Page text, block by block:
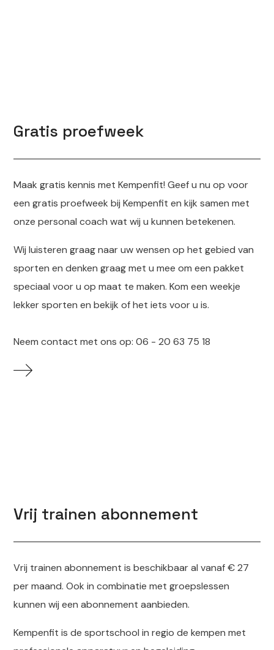
Gratis proefweek
Maak gratis kennis met Kempenfit! Geef u nu op voor
een gratis proefweek bij Kempenfit en kijk samen met
onze personal coach wat wij u kunnen betekenen.
Wij luisteren graag naar uw wensen op het gebied van
sporten en denken graag met u mee om een pakket
speciaal voor u op maat te maken. Kom een weekje
lekker sporten en bekijk of het iets voor u is.
Neem contact met ons op: 06 - 20 63 75 18
Vrij trainen abonnement
Vrij trainen abonnement is beschikbaar al vanaf € 27
per maand. Ook in combinatie met groepslessen
kunnen wij een abonnement aanbieden.
Kempenfit is de sportschool in regio de kempen met